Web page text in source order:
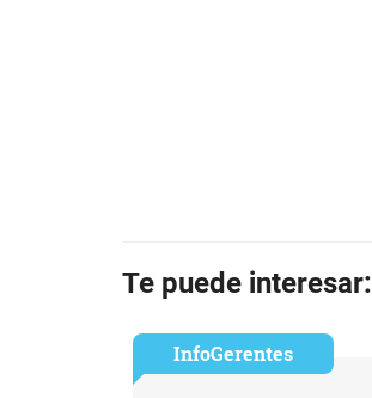
Te puede interesar:
InfoGerentes